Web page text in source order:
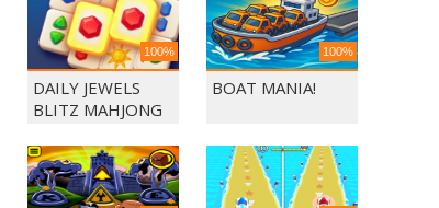
100%
DAILY JEWELS
BLITZ MAHJONG
100%
BOAT MANIA!